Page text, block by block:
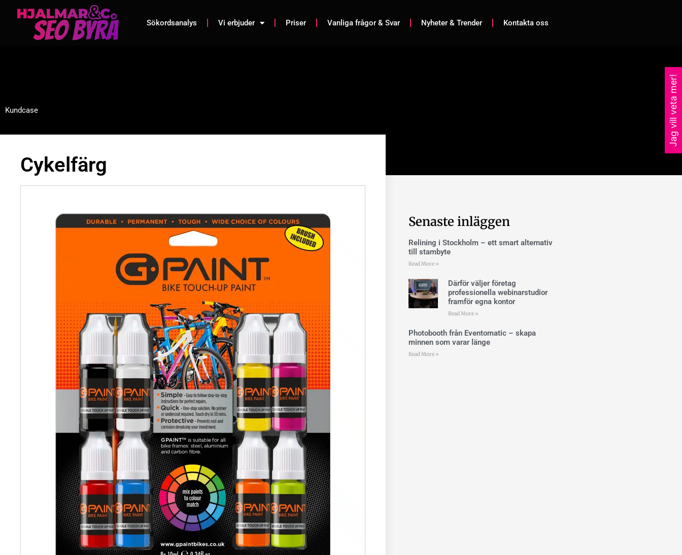
Sökordsanalys Vi erbjuder Priser Vanliga frågor & Svar Nyheter & Trender Kontakta oss
Kundcase
Cykelfärg
Senaste inläggen
Relining i Stockholm – ett smart alternativ
till stambyte
Read More »
Därför väljer företag
professionella webinarstudior
framför egna kontor
Read More »
Photobooth från Eventomatic – skapa
minnen som varar länge
Read More »
Jag vill veta mer!